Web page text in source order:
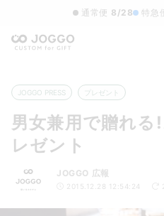
通常便 8/28 特急
JOGGO PRESS プレゼント
男女兼用で贈れ
レゼント
JOGGO 広報
2015.12.28 12:54:24